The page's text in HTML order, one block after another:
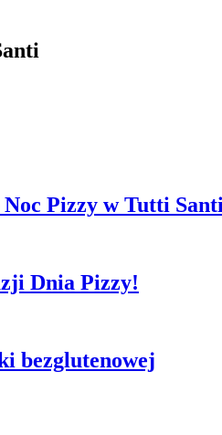
Pizzy w Tutti
Dnia Pizzy!
bezglutenowej